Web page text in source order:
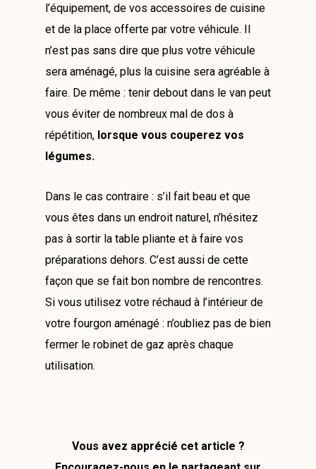
l’équipement, de vos accessoires de cuisine
et de la place offerte par votre véhicule. Il
n’est pas sans dire que plus votre véhicule
sera aménagé, plus la cuisine sera agréable à
faire. De même : tenir debout dans le van peut
vous éviter de nombreux mal de dos à
répétition, lorsque vous couperez vos
légumes.
Dans le cas contraire : s’il fait beau et que
vous êtes dans un endroit naturel, n’hésitez
pas à sortir la table pliante et à faire vos
préparations dehors. C’est aussi de cette
façon que se fait bon nombre de rencontres.
Si vous utilisez votre réchaud à l’intérieur de
votre fourgon aménagé : n’oubliez pas de bien
fermer le robinet de gaz après chaque
utilisation.
Vous avez apprécié cet article ?